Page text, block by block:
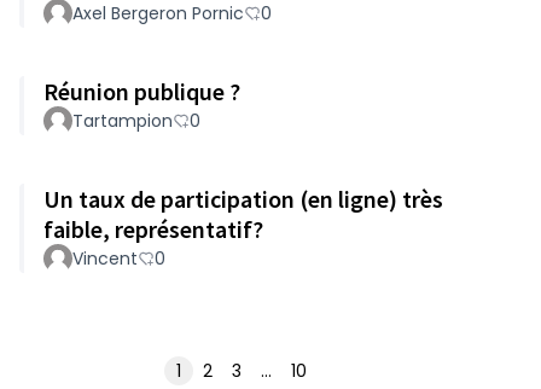
Axel Bergeron Pornic 0
Réunion publique ?
Tartampion 0
Un taux de participation (en ligne) très
faible, représentatif?
Vincent 0
1 2 3 … 10